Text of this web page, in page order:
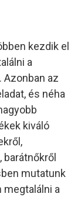
kezdik el
a
az
és néha
kiváló
barátnőkről
mutatunk
megtalálni a